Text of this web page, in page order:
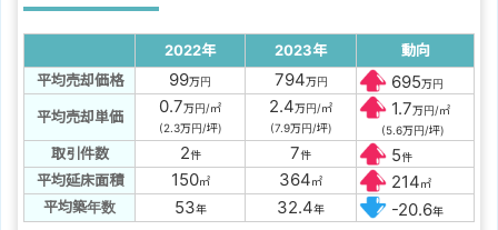
2022年 2023年
動向
平均売却価格
99万円 794万円 695万円
平均売却単価 0.7万円/㎡
(2.3万円/坪)
2.4万円/㎡
(7.9万円/坪)
1.7万円/㎡
(5.6万円/坪)
取引件数 2件 7件 5件
平均延床面積 150㎡ 364㎡ 214㎡
平均築年数 53年 32.4年 -20.6年